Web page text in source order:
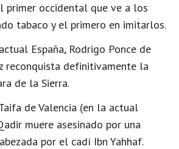
primer occidental que ve a los
tabaco y el primero en imitarlos.
España, Rodrigo Ponce de
reconquista definitivamente la
de la Sierra.
de Valencia (en la actual
muere asesinado por una
por el cadí Ibn Yahhaf.